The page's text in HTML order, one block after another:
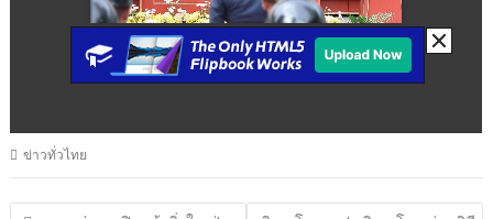
ข่าวทั่วไทย